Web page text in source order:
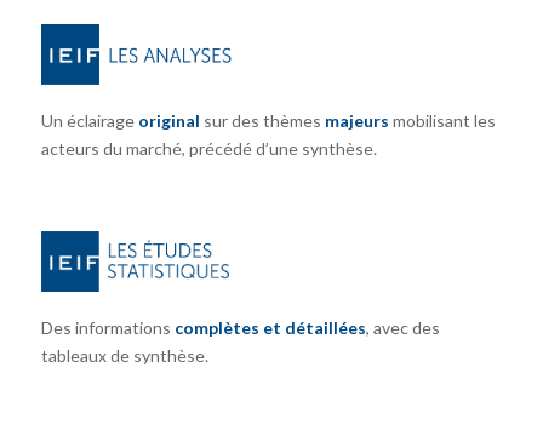
Un éclairage original sur des thèmes majeurs mobilisant les
acteurs du marché, précédé d’une synthèse.
Des informations complètes et détaillées, avec des
tableaux de synthèse.